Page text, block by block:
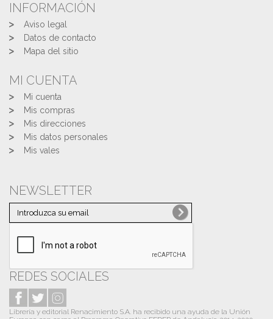
INFORMACIÓN
Aviso legal
Datos de contacto
Mapa del sitio
MI CUENTA
Mi cuenta
Mis compras
Mis direcciones
Mis datos personales
Mis vales
NEWSLETTER
REDES SOCIALES
Librería y editorial Renacimiento S.A. ha recibido una ayuda de la Unión